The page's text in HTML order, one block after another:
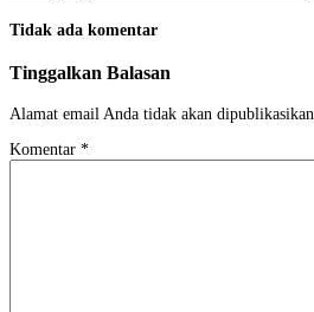
Tidak ada komentar
Tinggalkan Balasan
Alamat email Anda tidak akan dipublikasikan.
Komentar *